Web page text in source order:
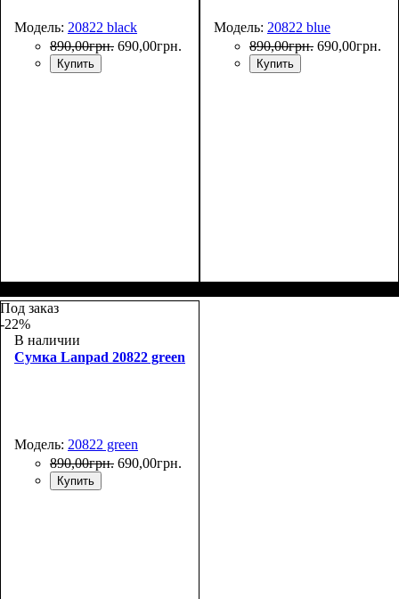
Модель: 20822 black
890,00грн. 690,00грн.
Купить
Модель: 20822 blue
890,00грн. 690,00грн.
Купить
Под заказ
-22%
В наличии
Сумка Lanpad 20822 green
Модель: 20822 green
890,00грн. 690,00грн.
Купить